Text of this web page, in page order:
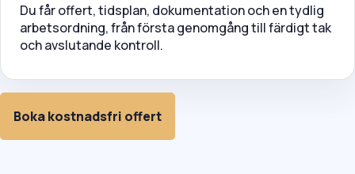
Du får offert, tidsplan, dokumentation och en tydlig
arbetsordning, från första genomgång till färdigt tak
och avslutande kontroll.
Boka kostnadsfri offert